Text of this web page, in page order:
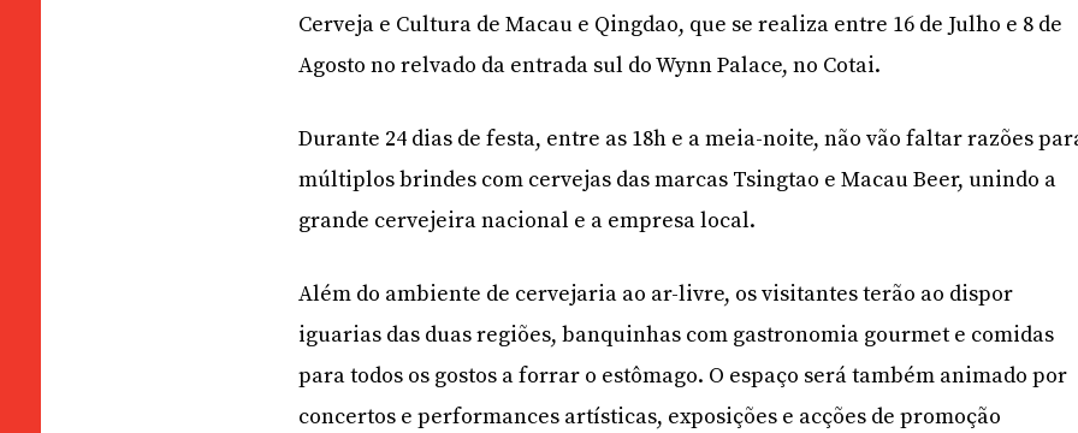
Cerveja e Cultura de Macau e Qingdao, que se realiza entre 16 de Julho e 8 de
Agosto no relvado da entrada sul do Wynn Palace, no Cotai.
Durante 24 dias de festa, entre as 18h e a meia-noite, não vão faltar razões
múltiplos brindes com cervejas das marcas Tsingtao e Macau Beer, unindo a
grande cervejeira nacional e a empresa local.
Além do ambiente de cervejaria ao ar-livre, os visitantes terão ao dispor
iguarias das duas regiões, banquinhas com gastronomia gourmet e comidas
para todos os gostos a forrar o estômago. O espaço será também animado por
concertos e performances artísticas, exposições e acções de promoção